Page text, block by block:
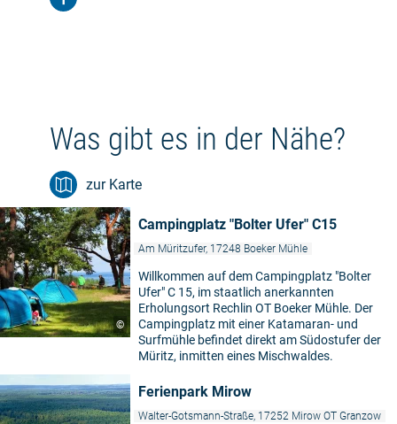
Was gibt es in der Nähe?
zur Karte
©
Campingplatz "Bolter Ufer" C15
Am Müritzufer, 17248 Boeker Mühle
Willkommen auf dem Campingplatz "Bolter
Ufer" C 15, im staatlich anerkannten
Erholungsort Rechlin OT Boeker Mühle. Der
Campingplatz mit einer Katamaran- und
Surfmühle befindet direkt am Südostufer der
Müritz, inmitten eines Mischwaldes.
Ferienpark Mirow
Walter-Gotsmann-Straße, 17252 Mirow OT Granzow